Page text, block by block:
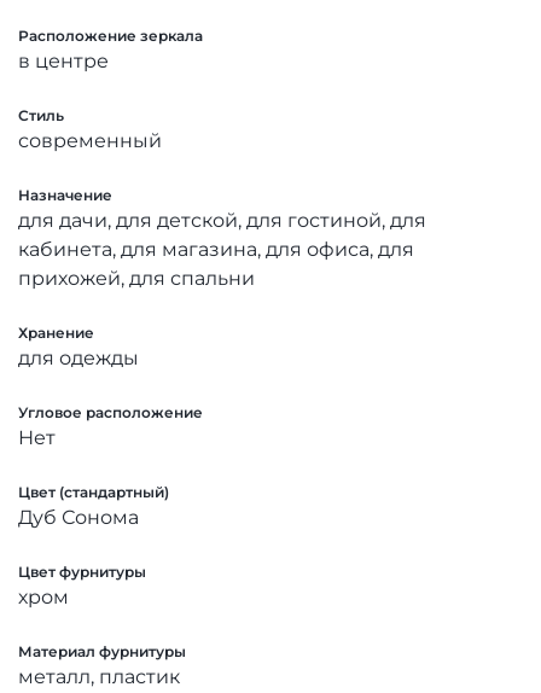
Расположение зеркала
в центре
Стиль
современный
Назначение
для дачи, для детской, для гостиной, для
кабинета, для магазина, для офиса, для
прихожей, для спальни
Хранение
для одежды
Угловое расположение
Нет
Цвет (стандартный)
Дуб Сонома
Цвет фурнитуры
хром
Материал фурнитуры
металл, пластик